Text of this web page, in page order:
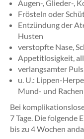
Augen-, Glieder-,
Frösteln oder
Entzündung der
Husten
verstopfte Nase,
Appetitlosigkeit,
verlangsamter
u. U.: Lippen-
Mund- und
Bei
7 Tage. Die folgende
bis zu 4 Wochen